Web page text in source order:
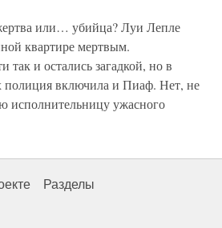
или… убийца? Луи Лепле
квартире мертвым.
так и остались загадкой, но в
полиция включила и Пиаф. Нет, не
исполнительницу ужасного
Разделы